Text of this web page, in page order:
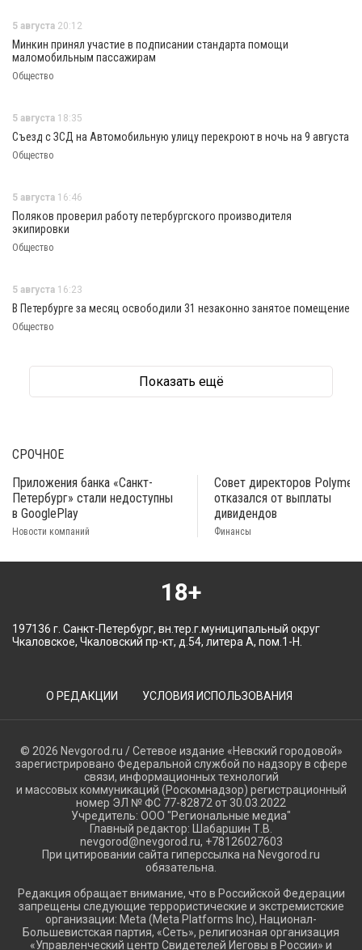
5 августа 20:12
Минкин принял участие в подписании стандарта помощи
маломобильным пассажирам
Общество
5 августа 18:35
Съезд с ЗСД на Автомобильную улицу перекроют в ночь на 9 августа
Общество
5 августа 16:46
Поляков проверил работу петербургского производителя
экипировки
Общество
5 августа 16:23
В Петербурге за месяц освободили 31 незаконно занятое помещение
Общество
Показать ещё
СРОЧНОЕ
Приложения банка «Санкт-
Петербург» стали недоступны
в GooglePlay
Новости компаний
Совет директоров
отказался от выплаты
дивидендов
Финансы
18+
197136 г. Санкт-Петербург, вн.тер.г.муниципальный округ
Чкаловское, Чкаловский пр-кт, д.54, литера А, пом.1-Н.
О РЕДАКЦИИ УСЛОВИЯ ИСПОЛЬЗОВАНИЯ
© 2026 Nevgorod.ru / Сетевое издание «Невский городовой»
зарегистрировано Федеральной службой по надзору в сфере
связи, информационных технологий
и массовых коммуникаций (Роскомнадзор) регистрационный
номер ЭЛ № ФС 77-82872 от 30.03.2022
Учредитель: ООО "Региональные медиа"
Главный редактор: Шабаршин Т.В.
nevgorod@nevgorod.ru, +78126027603
При цитировании сайта гиперссылка на Nevgorod.ru
обязательна.
Редакция обращает внимание, что в Российской Федерации
запрещены следующие террористические и экстремистские
организации: Meta (Meta Platforms Inc), Национал-
Большевистская партия, «Сеть», религиозная организация
«Управленческий центр Свидетелей Иеговы в России» и